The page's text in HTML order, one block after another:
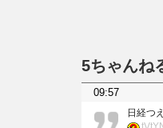
5ちゃんね
09:57
日経つ